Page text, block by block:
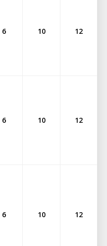
6 10 12
6 10 12
6 10 12